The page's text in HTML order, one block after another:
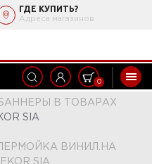
ГДЕ КУПИТЬ?
Адреса магазинов
0
В ТОВАРАХ
SIA
ВИНИЛ.НА
SIA